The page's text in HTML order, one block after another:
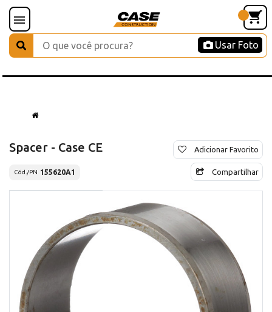
Usar Foto
Spacer - Case CE
Cód./PN 155620A1
Adicionar Favorito
Compartilhar